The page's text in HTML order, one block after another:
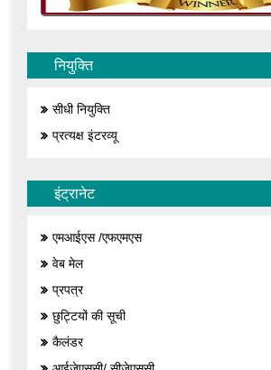
नियुक्ति
सीधी नियुक्ति
प्रत्यक्ष इंटरव्यू
इंट्रानेट
एमआईएस /एफएमएस
वेब मेल
प्रपत्र
छुट्टियों की सूची
कैलंडर